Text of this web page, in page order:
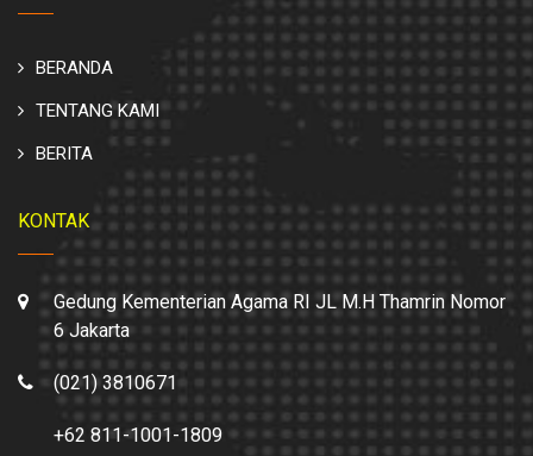
BERANDA
TENTANG KAMI
BERITA
KONTAK
Gedung Kementerian Agama RI JL M.H Thamrin Nomor
6 Jakarta
(021) 3810671
+62 811-1001-1809